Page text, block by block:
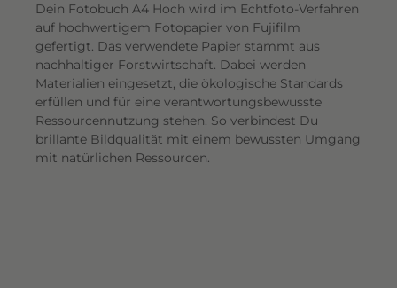
Dein Fotobuch A4 Hoch wird im Echtfoto-Verfahren
auf hochwertigem Fotopapier von Fujifilm
gefertigt. Das verwendete Papier stammt aus
nachhaltiger Forstwirtschaft. Dabei werden
Materialien eingesetzt, die ökologische Standards
erfüllen und für eine verantwortungsbewusste
Ressourcennutzung stehen. So verbindest Du
brillante Bildqualität mit einem bewussten Umgang
mit natürlichen Ressourcen.